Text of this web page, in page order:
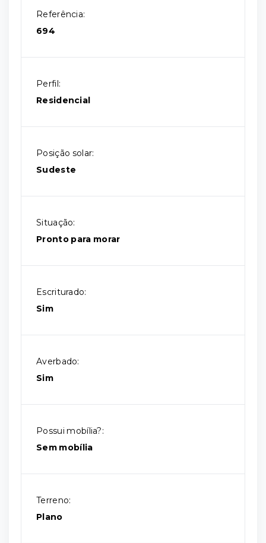
Referência:
694
Perfil:
Residencial
Posição solar:
Sudeste
Situação:
Pronto para morar
Escriturado:
Sim
Averbado:
Sim
Possui mobília?:
Sem mobília
Terreno:
Plano